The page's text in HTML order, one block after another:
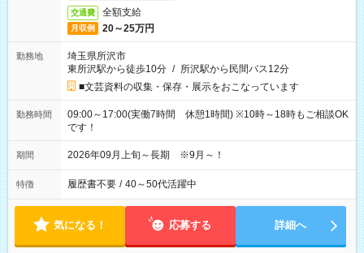
交通費 全額支給
月収例 20～25万円
勤務地
埼玉県所沢市
東所沢駅から徒歩10分 / 所沢駅から民間バス12分
■文芸資料の収集・保存・展示をおこなっています
勤務時間
09:00～17:00(実働7時間 休憩1時間) ※10時～18時もご相談OK
です！
期間 2026年09月上旬～長期 ※9月～！
特徴 履歴書不要 / 40～50代活躍中
気になる！ 応募する 詳細へ